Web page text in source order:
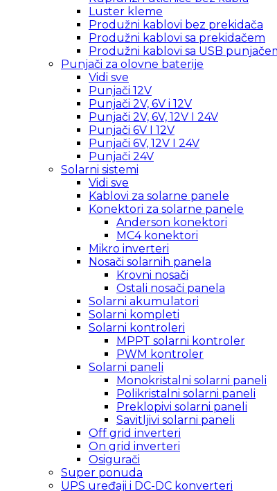
Luster kleme
Produžni kablovi bez prekidača
Produžni kablovi sa prekidačem
Produžni kablovi sa USB
Punjači za olovne baterije
Vidi sve
Punjači 12V
Punjači 2V, 6V i 12V
Punjači 2V, 6V, 12V I 24V
Punjači 6V I 12V
Punjači 6V, 12V I 24V
Punjači 24V
Solarni sistemi
Vidi sve
Kablovi za solarne panele
Konektori za solarne panele
Anderson konektori
MC4 konektori
Mikro inverteri
Nosači solarnih panela
Krovni nosači
Ostali nosači panela
Solarni akumulatori
Solarni kompleti
Solarni kontroleri
MPPT solarni kontroler
PWM kontroler
Solarni paneli
Monokristalni solarni paneli
Polikristalni solarni paneli
Preklopivi solarni paneli
Savitljivi solarni paneli
Off grid inverteri
On grid inverteri
Osigurači
Super ponuda
UPS uređaji i DC-DC konverteri